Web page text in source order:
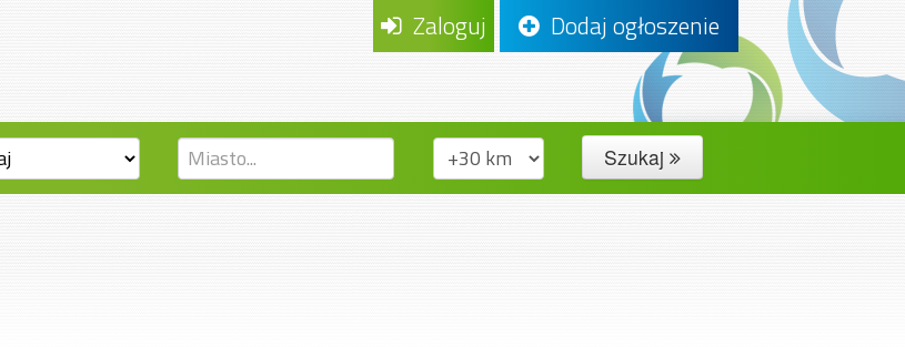
Zaloguj Dodaj ogłoszenie
Szukaj